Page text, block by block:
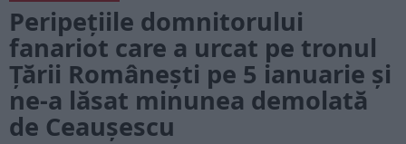
Peripețiile domnitorului
fanariot care a urcat pe tronul
Țării Românești pe 5 ianuarie și
ne-a lăsat minunea demolată
de Ceaușescu